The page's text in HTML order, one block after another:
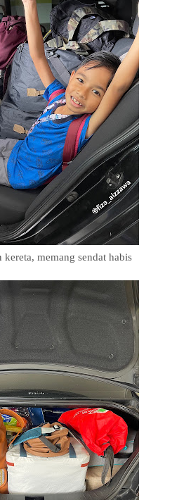
kereta, memang sendat habis